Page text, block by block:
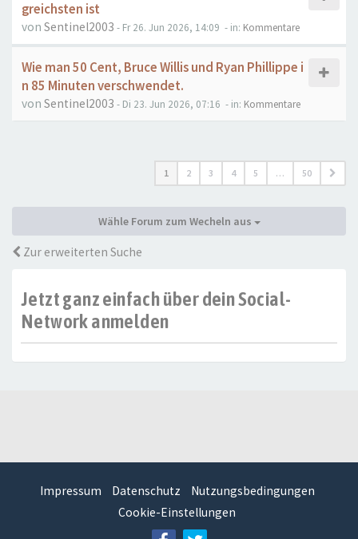
greichsten ist
von Sentinel2003 - Fr 26. Jun 2026, 14:09 - in: Kommentare
Wie man 50 Cent, Bruce Willis und Ryan Phillippe i
n 85 Minuten verschwendet.
von Sentinel2003 - Di 23. Jun 2026, 07:16 - in: Kommentare
1 2 3 4 5 … 50
Wähle Forum zum Wecheln aus
Zur erweiterten Suche
Jetzt ganz einfach über dein Social-
Network anmelden
Impressum Datenschutz
Nutzungsbedingungen
Cookie-Einstellungen